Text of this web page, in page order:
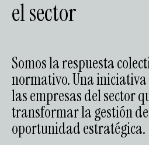
el sector
Somos la respuesta
normativo. Una
las empresas del sector
transformar la gestión
oportunidad estratégica.